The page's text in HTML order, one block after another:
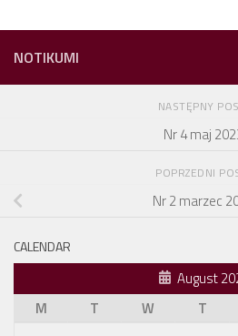
NOTIKUMI
NASTĘPNY
Nr 4 maj
POPRZEDNI
Nr 2 marzec
CALENDAR
August
M
T W T